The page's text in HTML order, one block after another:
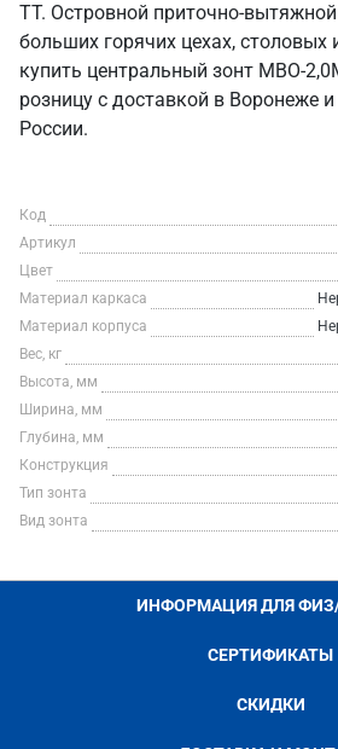
ТТ. Островной приточно-вытяжной
больших горячих цехах, столовых
купить центральный зонт МВО-
розницу с доставкой в Воронеже
России.
Код
Артикул
Цвет
Материал каркаса
Материал корпуса
Вес, кг
Высота, мм
Ширина, мм
Глубина, мм
Конструкция
Тип зонта
Вид зонта
ИНФОРМАЦИЯ ДЛЯ
СЕРТИФИКАТЫ
СКИДКИ